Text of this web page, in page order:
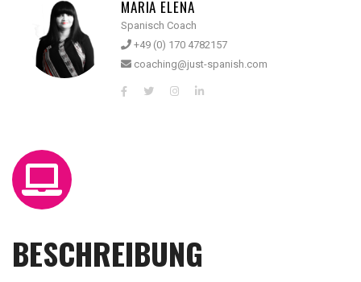
MARIA ELENA
Spanisch Coach
+49 (0) 170 4782157
coaching@just-spanish.com
BESCHREIBUNG